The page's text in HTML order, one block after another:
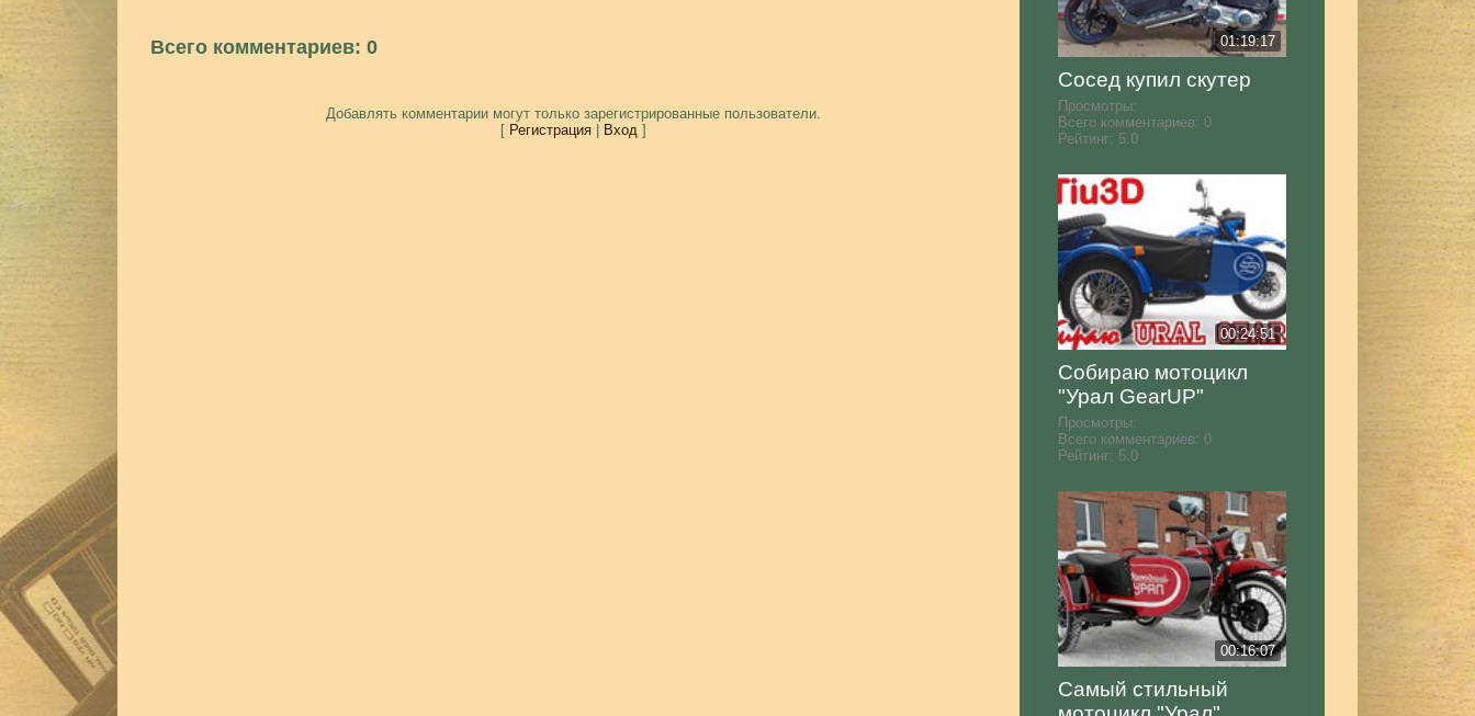
Всего комментариев: 0
Добавлять комментарии могут только зарегистрированные пользователи.
[ Регистрация| Вход]
01:19:17
Сосед купил скутер
Просмотры:
Всего комментариев: 0
Рейтинг: 5.0
00:24:51
Собираю мотоцикл
"Урал GearUP"
Просмотры:
Всего комментариев: 0
Рейтинг: 5.0
00:16:07
Самый стильный